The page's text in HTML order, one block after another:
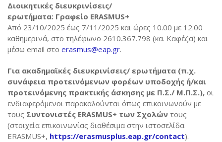
Διοικητικές διευκρινίσεις/
ερωτήματα: Γραφείο ERASMUS+
Από 23/10/2025 έως 7/11/2025 και ώρες 10.00 με 12.00
καθημερινά, στο τηλέφωνο 2610.367.798 (κα. Καφέζα) και
μέσω email στο erasmus@eap.gr.
Για ακαδημαϊκές διευκρινίσεις/ ερωτήματα (π.χ.
συνάφεια προτεινόμενων φορέων υποδοχής ή/και
προτεινόμενης πρακτικής άσκησης με Π.Σ./ Μ.Π.Σ.), οι
ενδιαφερόμενοι παρακαλούνται όπως επικοινωνούν με
τους Συντονιστές ERASMUS+ των Σχολών τους
(στοιχεία επικοινωνίας διαθέσιμα στην ιστοσελίδα
ERASMUS+, https://erasmusplus.eap.gr/contact).